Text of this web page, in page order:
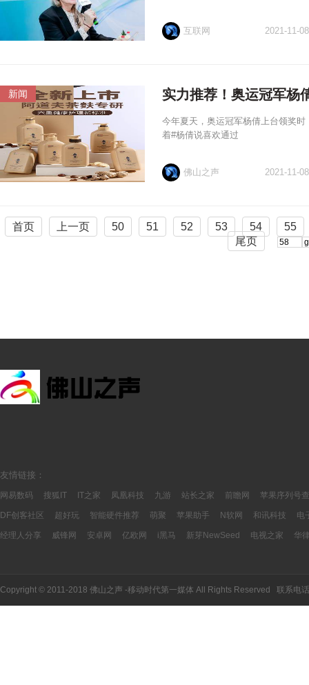
互联网 2021-11-08
新闻 实力推荐！奥运冠军杨
今年夏天，奥运冠军杨倩上台领奖
着#杨倩说喜欢通过
佛山之声 2021-11-08
首页 上一页 50 51 52 53 54
55
尾页
友情链接：
网易数码 搜狐IT IT之家 凤凰科技 九游 站长之家 前瞻网 苹果序列号
DF创客社区 超好玩 智能硬件推荐 萌聚 苹果助手 N软网 和讯科技 电
经理人分享 威锋网 安卓网 亿欧网 i黑马 新芽NewSeed 电视之家 华
Copyright © 2011-2018 佛山之声 -移动时代第一媒体 All Rights Reserved 联系